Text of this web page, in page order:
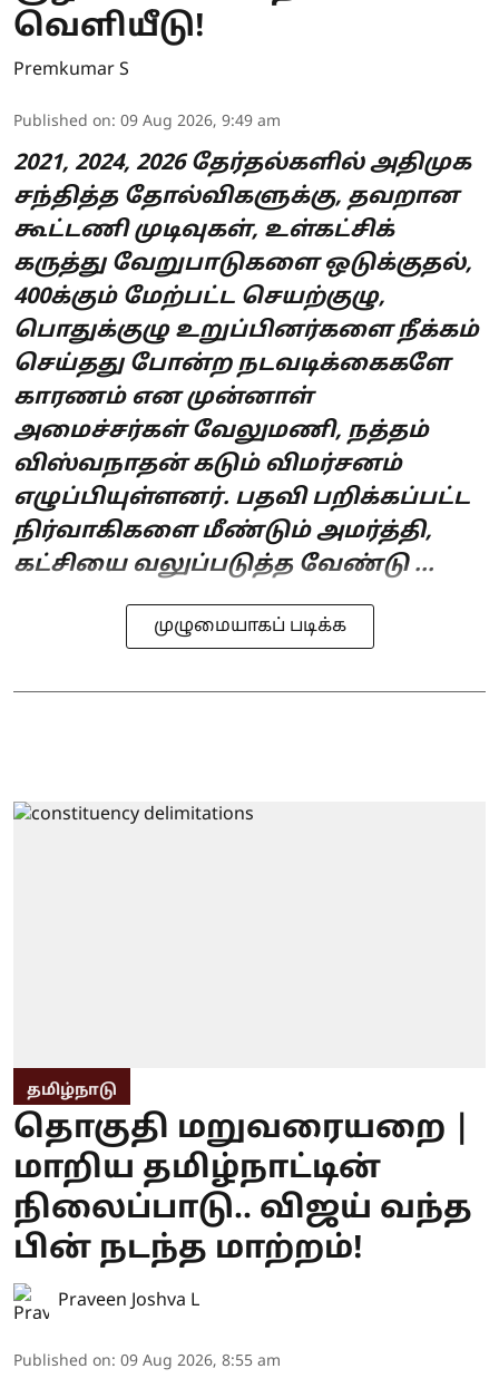
வெளியீடு!
Premkumar S
Published on: 09 Aug 2026, 9:49 am
2021, 2024, 2026 தேர்தல்களில் அதிமுக
சந்தித்த தோல்விகளுக்கு, தவறான
கூட்டணி முடிவுகள், உள்கட்சிக்
கருத்து வேறுபாடுகளை ஒடுக்குதல்,
400க்கும் மேற்பட்ட செயற்குழு,
பொதுக்குழு உறுப்பினர்களை நீக்கம்
செய்தது போன்ற நடவடிக்கைகளே
காரணம் என முன்னாள்
அமைச்சர்கள் வேலுமணி, நத்தம்
விஸ்வநாதன் கடும் விமர்சனம்
எழுப்பியுள்ளனர். பதவி பறிக்கப்பட்ட
நிர்வாகிகளை மீண்டும் அமர்த்தி,
கட்சியை வலுப்படுத்த வேண்டு ...
முழுமையாகப் படிக்க
தமிழ்நாடு
தொகுதி மறுவரையறை |
மாறிய தமிழ்நாட்டின்
நிலைப்பாடு.. விஜய் வந்த
பின் நடந்த மாற்றம்!
Praveen Joshva L
Published on: 09 Aug 2026, 8:55 am